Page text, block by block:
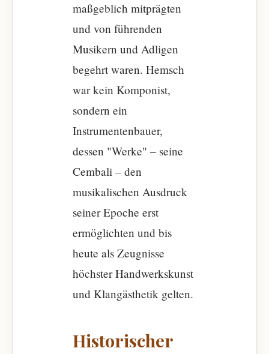
maßgeblich mitprägten
und von führenden
Musikern und Adligen
begehrt waren. Hemsch
war kein Komponist,
sondern ein
Instrumentenbauer,
dessen "Werke" – seine
Cembali – den
musikalischen Ausdruck
seiner Epoche erst
ermöglichten und bis
heute als Zeugnisse
höchster Handwerkskunst
und Klangästhetik gelten.
Historischer